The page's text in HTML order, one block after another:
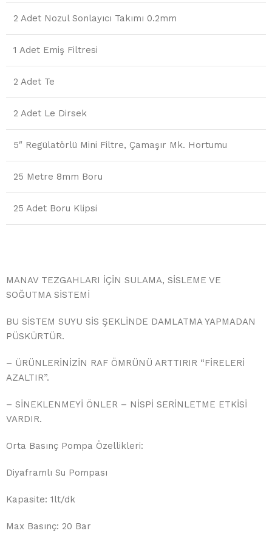
2 Adet Nozul Sonlayıcı Takımı 0.2mm
1 Adet Emiş Filtresi
2 Adet Te
2 Adet Le Dirsek
5″ Regülatörlü Mini Filtre, Çamaşır Mk. Hortumu
25 Metre 8mm Boru
25 Adet Boru Klipsi
MANAV TEZGAHLARI İÇİN SULAMA, SİSLEME VE
SOĞUTMA SİSTEMİ
BU SİSTEM SUYU SİS ŞEKLİNDE DAMLATMA YAPMADAN
PÜSKÜRTÜR.
– ÜRÜNLERİNİZİN RAF ÖMRÜNÜ ARTTIRIR “FİRELERİ
AZALTIR”.
– SİNEKLENMEYİ ÖNLER – NİSPİ SERİNLETME ETKİSİ
VARDIR.
Orta Basınç Pompa Özellikleri:
Diyaframlı Su Pompası
Kapasite: 1lt/dk
Max Basınç: 20 Bar